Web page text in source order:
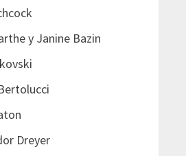
y Janine Bazin
Dreyer